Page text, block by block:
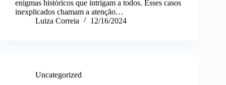
enigmas históricos que intrigam a todos. Esses casos
inexplicados chamam a atenção…
Luiza Correia
12/16/2024
Uncategorized